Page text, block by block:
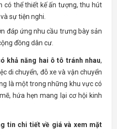
có thể thiết kế ấn tượng, thu hút
sự tiện nghi.
đáp ứng nhu cầu trưng bày sản
đồng dân cư.
khả năng hai ô tô tránh nhau,
di chuyển, đỗ xe và vận chuyển
là một trong những khu vực có
hứa hẹn mang lại cơ hội kinh
tin chi tiết về giá và xem mặt